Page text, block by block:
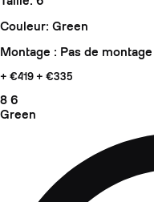
Couleur: Green
Montage : Pas de montage
+ €419 + €335
8 6
Green